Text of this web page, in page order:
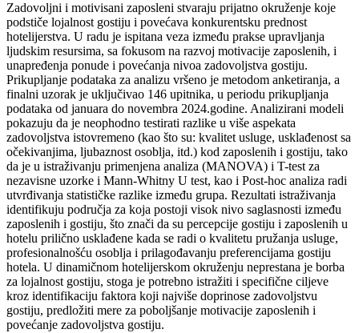
Zadovoljni i motivisani zaposleni stvaraju prijatno okruženje koje
podstiče lojalnost gostiju i povećava konkurentsku prednost
hotelijerstva. U radu je ispitana veza između prakse upravljanja
ljudskim resursima, sa fokusom na razvoj motivacije zaposlenih, i
unapređenja ponude i povećanja nivoa zadovoljstva gostiju.
Prikupljanje podataka za analizu vršeno je metodom anketiranja, a
finalni uzorak je uključivao 146 upitnika, u periodu prikupljanja
podataka od januara do novembra 2024.godine. Analizirani modeli
pokazuju da je neophodno testirati razlike u više aspekata
zadovoljstva istovremeno (kao što su: kvalitet usluge, usklađenost sa
očekivanjima, ljubaznost osoblja, itd.) kod zaposlenih i gostiju, tako
da je u istraživanju primenjena analiza (MANOVA) i T-test za
nezavisne uzorke i Mann-Whitny U test, kao i Post-hoc analiza radi
utvrđivanja statističke razlike između grupa. Rezultati istraživanja
identifikuju područja za koja postoji visok nivo saglasnosti između
zaposlenih i gostiju, što znači da su percepcije gostiju i zaposlenih u
hotelu prilično usklađene kada se radi o kvalitetu pružanja usluge,
profesionalnošću osoblja i prilagođavanju preferencijama gostiju
hotela. U dinamičnom hotelijerskom okruženju neprestana je borba
za lojalnost gostiju, stoga je potrebno istražiti i specifične ciljeve
kroz identifikaciju faktora koji najviše doprinose zadovoljstvu
gostiju, predložiti mere za poboljšanje motivacije zaposlenih i
povećanje zadovoljstva gostiju.